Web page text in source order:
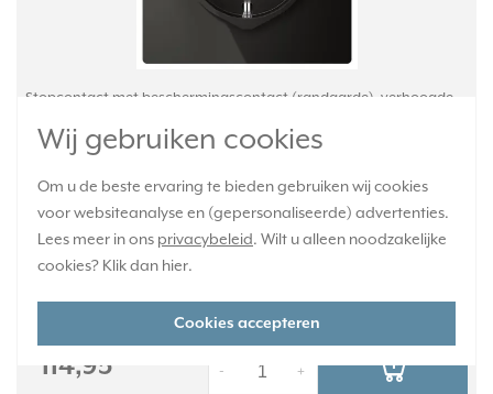
Wij gebruiken cookies
Om u de beste ervaring te bieden gebruiken wij cookies
voor websiteanalyse en (gepersonaliseerde) advertenties.
Lees meer in ons privacybeleid. Wilt u alleen noodzakelijke
cookies? Klik dan hier.
Cookies accepteren
Stopcontact met beschermingscontact (randaarde), verhoogde
tekstvenster. Bedrading aansluiten middels insteekklemmen, aders
(metaaluitvoering). Meer informatie »
Verwachte levertijd:
1-2 weken
114,95 +
-